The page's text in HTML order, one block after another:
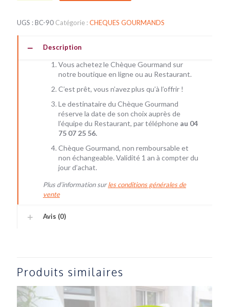
UGS :BC-90 Catégorie :CHEQUES GOURMANDS
Description
Vous achetez le Chèque Gourmand sur
notre boutique en ligne ou au Restaurant.
C’est prêt, vous n’avez plus qu’à l’offrir !
Le destinataire du Chèque Gourmand
réserve la date de son choix auprès de
l’équipe du Restaurant, par téléphone au 04
75 07 25 56.
Chèque Gourmand, non remboursable et
non échangeable. Validité 1 an à compter du
jour d’achat.
Plus d’information surles conditions générales de
vente
Avis (0)
Produits similaires